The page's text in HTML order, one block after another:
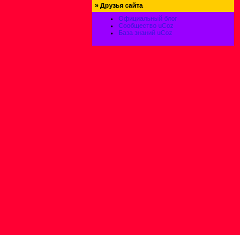
» Друзья сайта
Официальный блог
Сообщество uCoz
База знаний uCoz